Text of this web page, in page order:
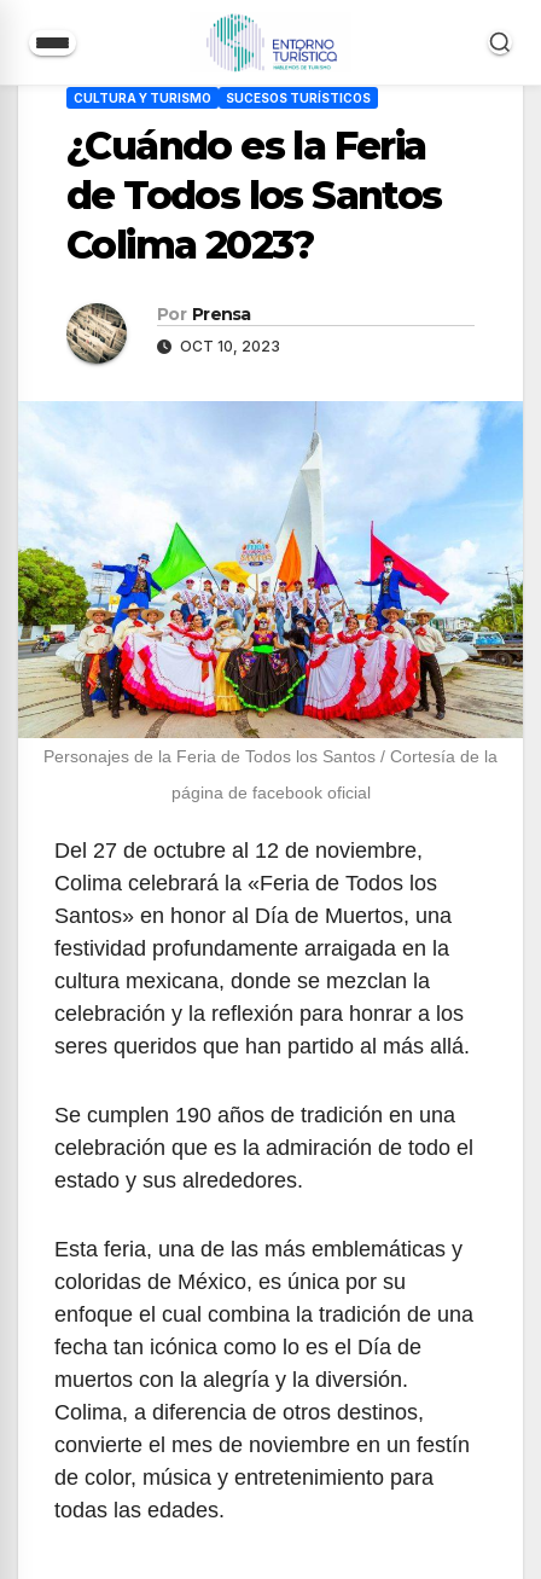
contenido
CULTURA Y TURISMO SUCESOS TURÍSTICOS
¿Cuándo es la Feria
de Todos los Santos
Colima 2023?
Por Prensa
OCT 10, 2023
Personajes de la Feria de Todos los Santos / Cortesía de la
página de facebook oficial
Del 27 de octubre al 12 de noviembre,
Colima celebrará la «Feria de Todos los
Santos» en honor al Día de Muertos, una
festividad profundamente arraigada en la
cultura mexicana, donde se mezclan la
celebración y la reflexión para honrar a los
seres queridos que han partido al más allá.
Se cumplen 190 años de tradición en una
celebración que es la admiración de todo el
estado y sus alrededores.
Esta feria, una de las más emblemáticas y
coloridas de México, es única por su
enfoque el cual combina la tradición de una
fecha tan icónica como lo es el Día de
muertos con la alegría y la diversión.
Colima, a diferencia de otros destinos,
convierte el mes de noviembre en un festín
de color, música y entretenimiento para
todas las edades.